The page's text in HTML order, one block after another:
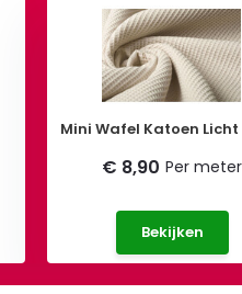
Mini Wafel Katoen Licht
€ 8,90 Per meter
Bekijken